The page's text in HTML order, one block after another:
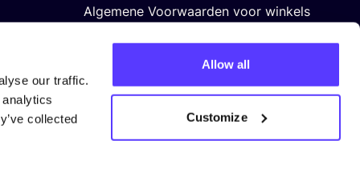
our traffic.
collected
Allow all
Customize
Algemene Voorwaarden voor winkels